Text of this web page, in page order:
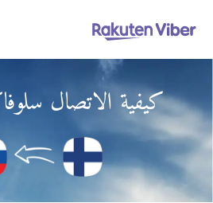
كيفية الاتصال